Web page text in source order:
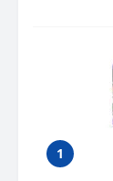
Бетке
Дене
Душқа
майлар
1